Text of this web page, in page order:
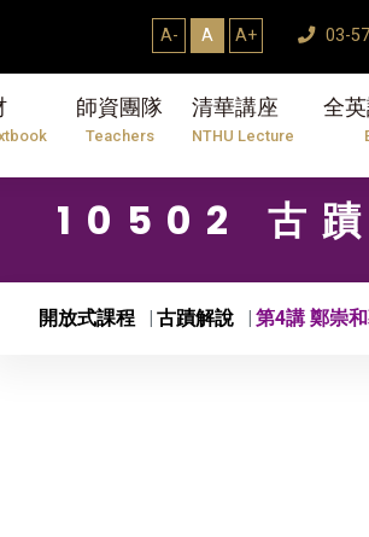
A- A A+ 03-
師資團隊
Teachers
清華講座
NTHU Lecture
全
10502 古蹟
開放式課程 古蹟解說 第4講 鄭崇